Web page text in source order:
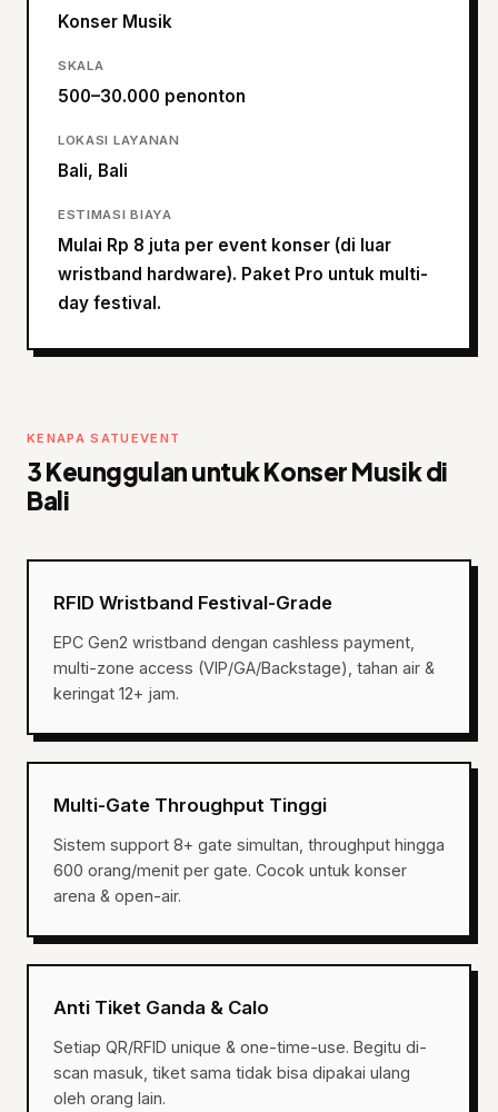
Konser Musik
SKALA
500–30.000 penonton
LOKASI LAYANAN
Bali, Bali
ESTIMASI BIAYA
Mulai Rp 8 juta per event konser (di luar
wristband hardware). Paket Pro untuk multi-
day festival.
KENAPA SATUEVENT
3 Keunggulan untuk Konser Musik di
Bali
RFID Wristband Festival-Grade
EPC Gen2 wristband dengan cashless payment,
multi-zone access (VIP/GA/Backstage), tahan air &
keringat 12+ jam.
Multi-Gate Throughput Tinggi
Sistem support 8+ gate simultan, throughput hingga
600 orang/menit per gate. Cocok untuk konser
arena & open-air.
Anti Tiket Ganda & Calo
Setiap QR/RFID unique & one-time-use. Begitu di-
scan masuk, tiket sama tidak bisa dipakai ulang
oleh orang lain.